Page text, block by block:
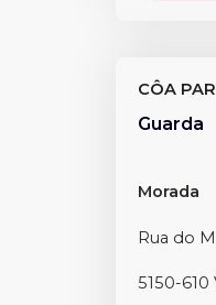
CÔA
Guarda
Morada
Rua do
5150-610